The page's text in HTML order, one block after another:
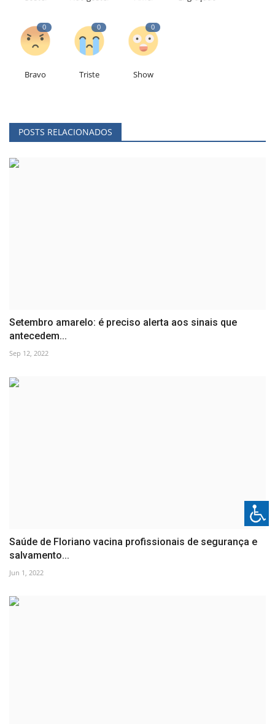
0
Bravo
0
Triste
0
Show
POSTS RELACIONADOS
Setembro amarelo: é preciso alerta aos sinais que
antecedem...
Sep 12, 2022
Saúde de Floriano vacina profissionais de segurança e
salvamento...
Jun 1, 2022